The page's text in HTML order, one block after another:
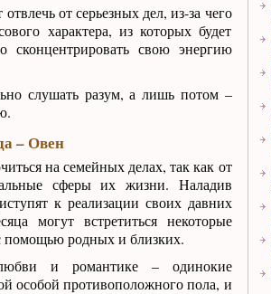
от серьезных дел, из-за чего
характера, из которых будет
сконцентрировать свою энергию
слушать разум, а лишь потом –
– Овен
на семейных делах, так как от
сферы их жизни. Наладив
к реализации своих давних
могут встретиться некоторые
помощью родных и близких.
и романтике – одинокие
особой противоположного пола, и